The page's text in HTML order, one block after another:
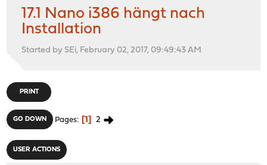
17.1 Nano i386 hängt nach
Installation
Started by SEi, February 02, 2017, 09:49:43 AM
PRINT
GO DOWN Pages 1 2
USER ACTIONS